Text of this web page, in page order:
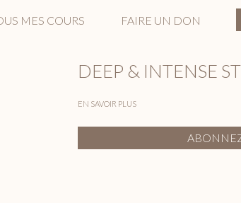
MES COURS FAIRE UN DON
DEEP & INTENSE
EN SAVOIR PLUS